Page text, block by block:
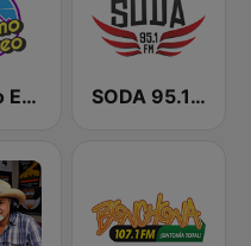
Turismo Estereo Merida Venezuela SODA 95.1 FM